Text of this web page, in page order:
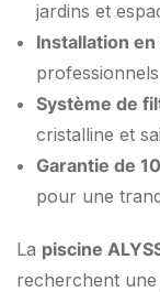
jardins et
Installation
Système de
cristalline et
Garantie de
pour une
La piscine
recherchent une